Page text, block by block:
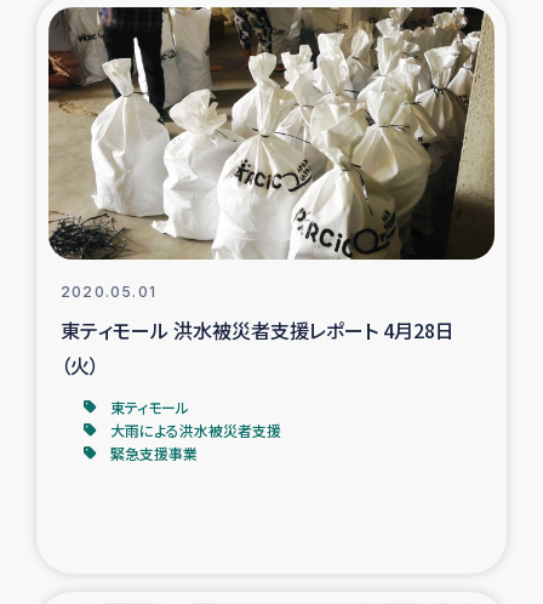
石巻市街地在宅被災者支援
復興応援隊の活動
仮設住宅生活支援・農業復興支援
漁業復興支援
経済自立支援事業
ガザ空爆被災者への食料支援と農家生産支援
2020.05.01
東ティモール 洪水被災者支援レポート 4月28日
（火）
東ティモール
大雨による洪水被災者支援
緊急支援事業